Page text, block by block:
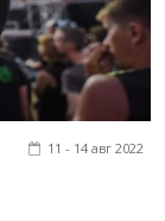
11 - 14 авг 2022